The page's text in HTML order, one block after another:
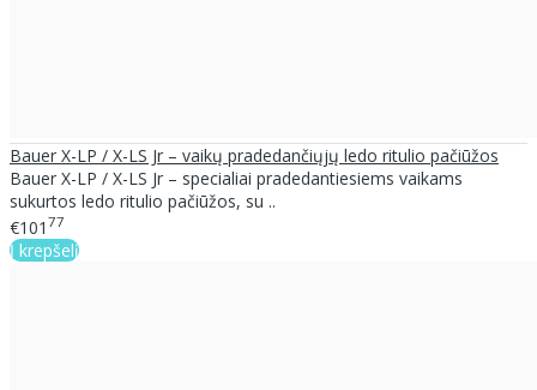
Bauer X-LP / X-LS Jr – vaikų pradedančiųjų ledo ritulio pačiūžos
Bauer X-LP / X-LS Jr – specialiai pradedantiesiems vaikams
sukurtos ledo ritulio pačiūžos, su ..
€101 77
Į krepšelį